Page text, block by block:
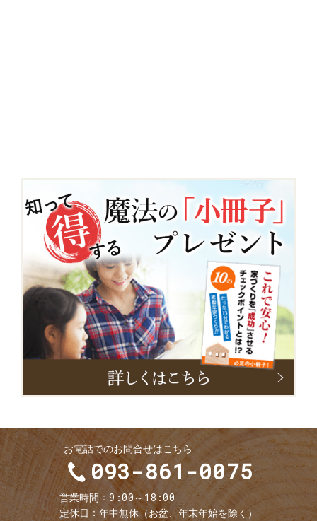
お電話でのお問合せはこちら
093-861-0075
営業時間 9:00～18:00
定休日 年中無休（お盆、年末年始を除く）